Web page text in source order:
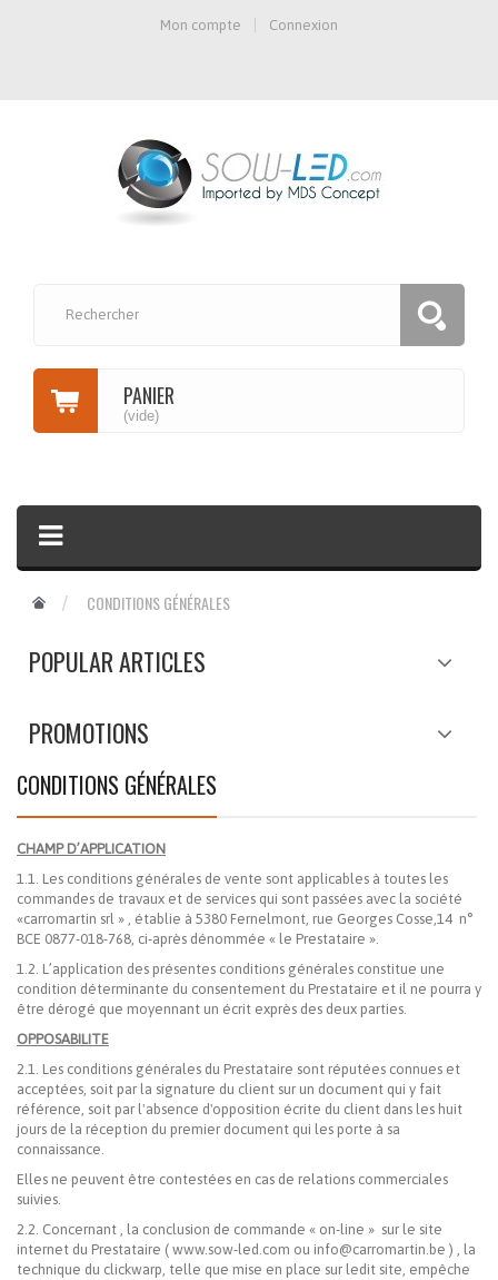
Mon compte Connexion
PANIER
(vide)
CONDITIONS GÉNÉRALES
POPULAR ARTICLES
PROMOTIONS
CONDITIONS GÉNÉRALES
CHAMP D’APPLICATION
1.1. Les conditions générales de vente sont applicables à toutes les
commandes de travaux et de services qui sont passées avec la société
«carromartin srl » , établie à 5380 Fernelmont, rue Georges Cosse,14 n°
BCE 0877-018-768, ci-après dénommée « le Prestataire ».
1.2. L’application des présentes conditions générales constitue une
condition déterminante du consentement du Prestataire et il ne pourra y
être dérogé que moyennant un écrit exprès des deux parties.
OPPOSABILITE
2.1. Les conditions générales du Prestataire sont réputées connues et
acceptées, soit par la signature du client sur un document qui y fait
référence, soit par l'absence d'opposition écrite du client dans les huit
jours de la réception du premier document qui les porte à sa
connaissance.
Elles ne peuvent être contestées en cas de relations commerciales
suivies.
2.2. Concernant , la conclusion de commande « on-line » sur le site
internet du Prestataire ( www.sow-led.com ou info@carromartin.be ) , la
technique du clickwarp, telle que mise en place sur ledit site, empêche